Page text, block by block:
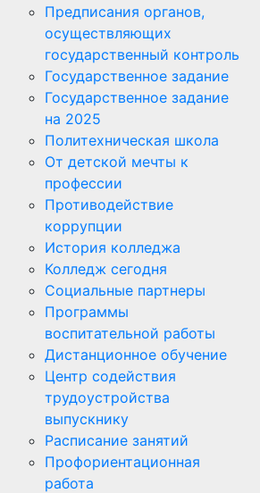
Предписания органов,
осуществляющих
государственный контроль
Государственное задание
Государственное задание
на 2025
Политехническая школа
От детской мечты к
профессии
Противодействие
коррупции
История колледжа
Колледж сегодня
Социальные партнеры
Программы
воспитательной работы
Дистанционное обучение
Центр содействия
трудоустройства
выпускнику
Расписание занятий
Профориентационная
работа